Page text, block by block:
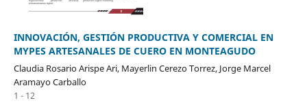
INNOVACIÓN, GESTIÓN PRODUCTIVA Y COMERCIAL EN
MYPES ARTESANALES DE CUERO EN MONTEAGUDO
Claudia Rosario Arispe Ari, Mayerlin Cerezo Torrez, Jorge Marcel
Aramayo Carballo
1 - 12